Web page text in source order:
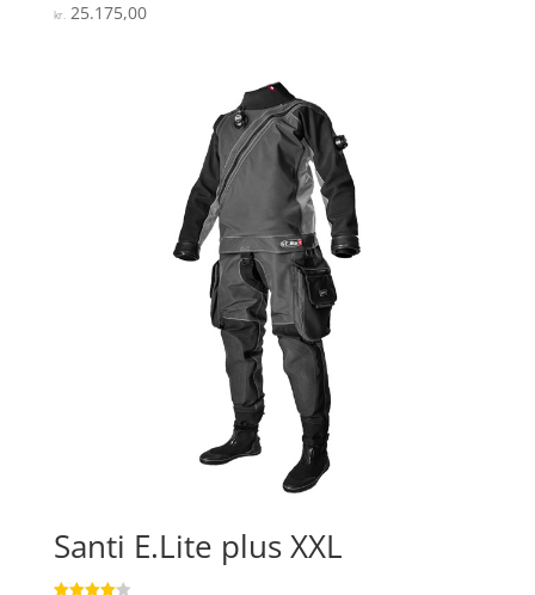
Vurderet
4.8
kr.25.175,00
Santi E.Lite plus XXL